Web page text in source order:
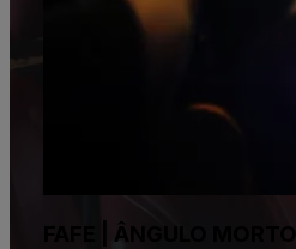
FAFE | ÂNGULO MORTO